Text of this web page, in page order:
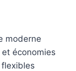
moderne
économies